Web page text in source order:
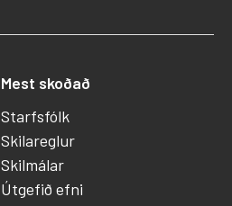
Mest skoðað
Starfsfólk
Skilareglur
Skilmálar
Útgefið efni